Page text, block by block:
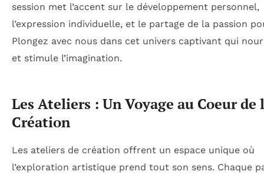
session met l’accent sur le développement personnel,
l’expression individuelle, et le partage de la passion
Plongez avec nous dans cet univers captivant qui
et stimule l’imagination.
Les Ateliers : Un Voyage au Coeur de
Création
Les ateliers de création offrent un espace unique où
l’exploration artistique prend tout son sens. Chaque